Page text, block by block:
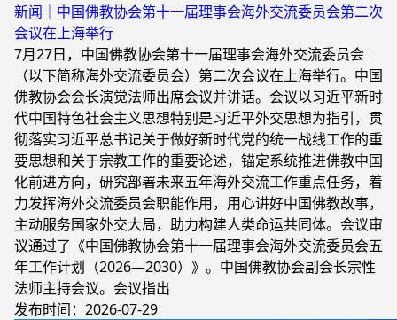
新闻｜中国佛教协会第十一届理事会海外交流委员会第二次
会议在上海举行
7月27日，中国佛教协会第十一届理事会海外交流委员会
（以下简称海外交流委员会）第二次会议在上海举行。中国
佛教协会会长演觉法师出席会议并讲话。会议以习近平新时
代中国特色社会主义思想特别是习近平外交思想为指引，贯
彻落实习近平总书记关于做好新时代党的统一战线工作的重
要思想和关于宗教工作的重要论述，锚定系统推进佛教中国
化前进方向，研究部署未来五年海外交流工作重点任务，着
力发挥海外交流委员会职能作用，用心讲好中国佛教故事，
主动服务国家外交大局，助力构建人类命运共同体。会议审
议通过了《中国佛教协会第十一届理事会海外交流委员会五
年工作计划（2026—2030）》。中国佛教协会副会长宗性
法师主持会议。会议指出
发布时间：2026-07-29